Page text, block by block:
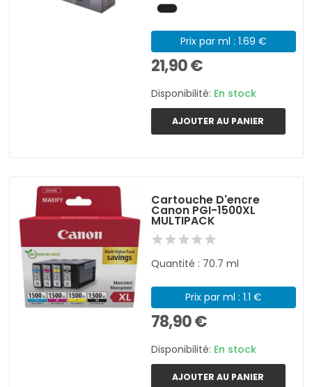
Prix par ml : 1.69 €
21,90 €
Disponibilité: En stock
AJOUTER AU PANIER
Cartouche D'encre
Canon PGI-1500XL
MULTIPACK
Quantité : 70.7 ml
Prix par ml : 1.1 €
78,90 €
Disponibilité: En stock
AJOUTER AU PANIER